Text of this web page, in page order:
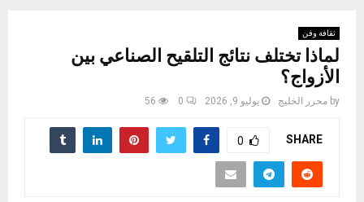
ثقافة وفن
لماذا تختلف نتائج التلقيح الصناعي بين
الأزواج؟
by محرر الخليج يوليو 9, 2026 0
56
SHARE
0